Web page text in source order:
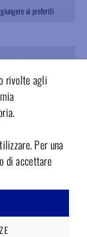
rivolte agli
Per una
di accettare
ai preferiti
mobile
strumenti e